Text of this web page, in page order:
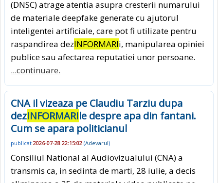
(DNSC) atrage atentia asupra cresterii numarului
de materiale deepfake generate cu ajutorul
inteligentei artificiale, care pot fi utilizate pentru
raspandirea dezINFORMARIi, manipularea opiniei
publice sau afectarea reputatiei unor persoane.
...continuare.
CNA il vizeaza pe Claudiu Tarziu dupa
dezINFORMARIle despre apa din fantani.
Cum se apara politicianul
publicat 2026-07-28 22:15:02 (Adevarul)
Consiliul National al Audiovizualului (CNA) a
transmis ca, in sedinta de marti, 28 iulie, a decis